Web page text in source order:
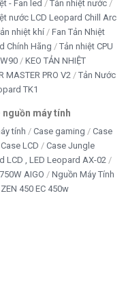
- Fan led
Tản nhiệt nước
nước LCD Leopard Chill Arc
nhiệt khí
Fan Tản Nhiệt
Chính Hãng
Tản nhiệt CPU
KEO TẢN NHIỆT
MASTER PRO V2
Tản Nước
TK1
nguồn máy tính
tính Case gaming
Case
Case LCD
Case Jungle
LCD , LED Leopard AX-02
AIGO
Nguồn Máy Tính
450 EC 450w